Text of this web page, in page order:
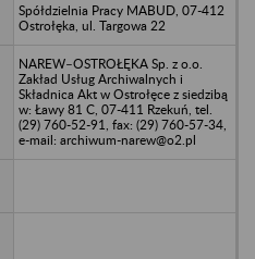
Spółdzielnia Pracy MABUD, 07-412
Ostrołęka, ul. Targowa 22
NAREW–OSTROŁĘKA Sp. z o.o.
Zakład Usług Archiwalnych i
Składnica Akt w Ostrołęce z siedzibą
w: Ławy 81 C, 07-411 Rzekuń, tel.
(29) 760-52-91, fax: (29) 760-57-34,
e-mail: archiwum-narew@o2.pl